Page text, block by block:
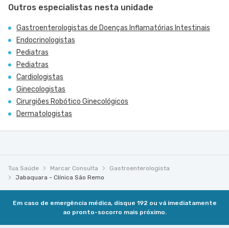
Outros especialistas nesta unidade
Gastroenterologistas de Doenças Inflamatórias Intestinais
Endocrinologistas
Pediatras
Pediatras
Cardiologistas
Ginecologistas
Cirurgiões Robótico Ginecológicos
Dermatologistas
Tua Saúde Marcar Consulta
Gastroenterologista
Jabaquara - Clínica São Remo
Em caso de emergência médica, disque 192 ou vá imediatamente
ao pronto-socorro mais próximo.